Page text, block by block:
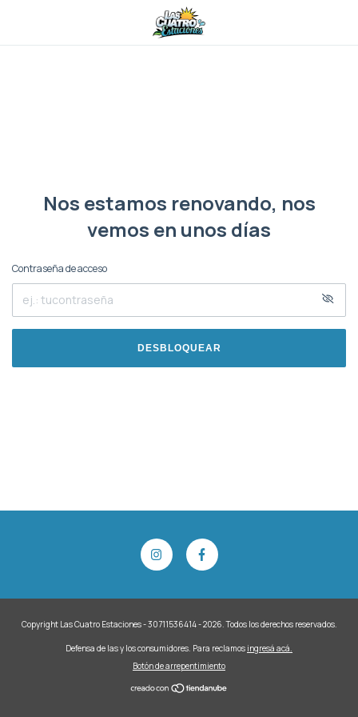
Nos estamos renovando, nos
vemos en unos días
Contraseña de acceso
DESBLOQUEAR
Copyright Las Cuatro Estaciones - 30711536414 - 2026. Todos los derechos reservados.
Defensa de las y los consumidores. Para reclamos ingresá acá.
Botón de arrepentimiento